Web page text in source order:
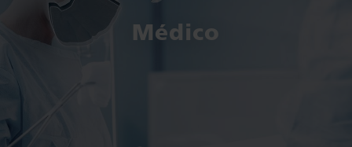
Médico